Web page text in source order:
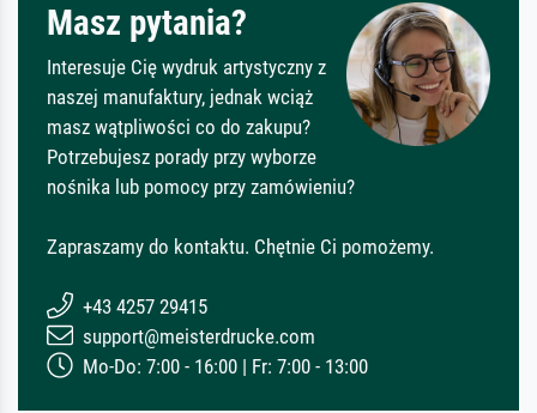
Masz pytania?
Interesuje Cię wydruk artystyczny z
naszej manufaktury, jednak wciąż
masz wątpliwości co do zakupu?
Potrzebujesz porady przy wyborze
nośnika lub pomocy przy zamówieniu?
Zapraszamy do kontaktu. Chętnie Ci pomożemy.
+43 4257 29415
support@meisterdrucke.com
Mo-Do: 7:00 - 16:00 | Fr: 7:00 - 13:00